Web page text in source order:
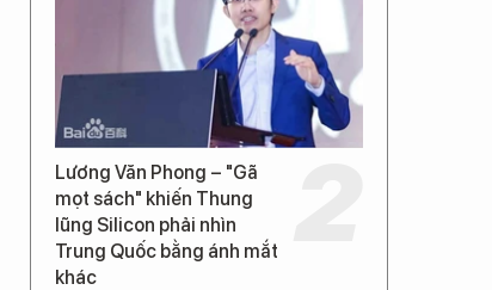
Lương Văn Phong – "Gã
mọt sách" khiến Thung
lũng Silicon phải nhìn
Trung Quốc bằng ánh mắt
khác